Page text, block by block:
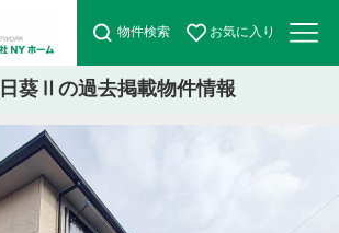
物件検索 お気に入り
葵Ⅱの過去掲載物件情報